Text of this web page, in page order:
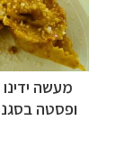
מעשה
ופסטה